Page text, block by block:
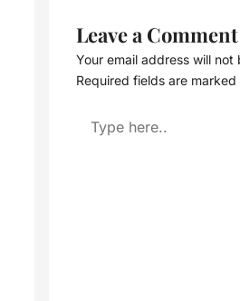
Leave a Comment
Your email address will not
Required fields are marked
Type
here..